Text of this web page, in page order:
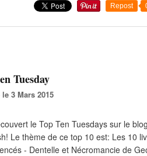
Repost
Tuesday
le 3 Mars 2015
le Top Ten Tuesdays sur le
Le thème de ce top 10 est: Les 10
- Dentelle et Nécromancie de